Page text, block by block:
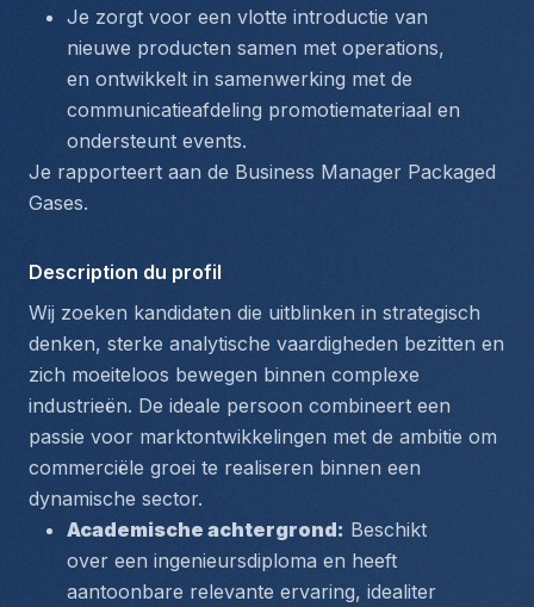
Je zorgt voor een vlotte introductie van
nieuwe producten samen met operations,
en ontwikkelt in samenwerking met de
communicatieafdeling promotiemateriaal en
ondersteunt events.
Je rapporteert aan de Business Manager Packaged
Gases.
Description du profil
Wij zoeken kandidaten die uitblinken in strategisch
denken, sterke analytische vaardigheden bezitten en
zich moeiteloos bewegen binnen complexe
industrieën. De ideale persoon combineert een
passie voor marktontwikkelingen met de ambitie om
commerciële groei te realiseren binnen een
dynamische sector.
Academische achtergrond: Beschikt
over een ingenieursdiploma en heeft
aantoonbare relevante ervaring, idealiter